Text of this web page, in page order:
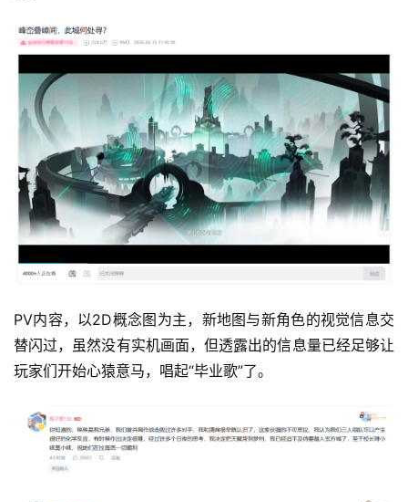
PV内容，以2D概念图为主，新地图与新角色的视觉信息交
替闪过，虽然没有实机画面，但透露出的信息量已经足够让
玩家们开始心猿意马，唱起“毕业歌”了。